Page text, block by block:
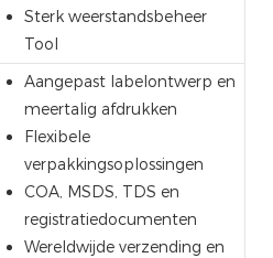
Sterk weerstandsbeheer
Tool
Aangepast labelontwerp en
meertalig afdrukken
Flexibele
verpakkingsoplossingen
COA, MSDS, TDS en
registratiedocumenten
Wereldwijde verzending en